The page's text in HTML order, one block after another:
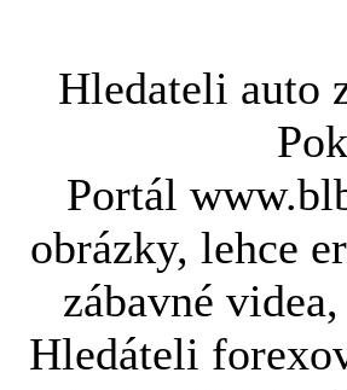
Hledateli auto
Portál
obrázky, lehce
zábavné
Hledáteli